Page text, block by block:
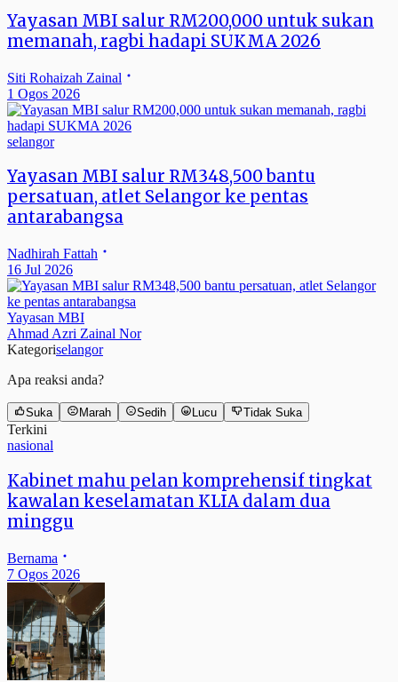
Yayasan MBI salur RM200,000 untuk sukan
memanah, ragbi hadapi SUKMA 2026
Siti Rohaizah Zainal
1 Ogos 2026
selangor
Yayasan MBI salur RM348,500 bantu
persatuan, atlet Selangor ke pentas
antarabangsa
Nadhirah Fattah
16 Jul 2026
Yayasan MBI
Ahmad Azri Zainal Nor
Kategoriselangor
Apa reaksi anda?
Suka Marah Sedih Lucu Tidak Suka
Terkini
nasional
Kabinet mahu pelan komprehensif tingkat
kawalan keselamatan KLIA dalam dua
minggu
Bernama
7 Ogos 2026